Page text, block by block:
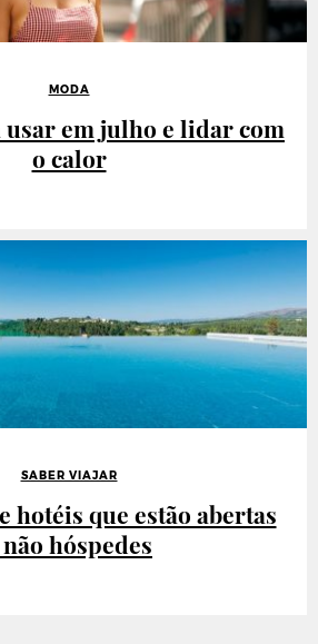
MODA
em julho e lidar com
o calor
SABER VIAJAR
hotéis que estão abertas
hóspedes